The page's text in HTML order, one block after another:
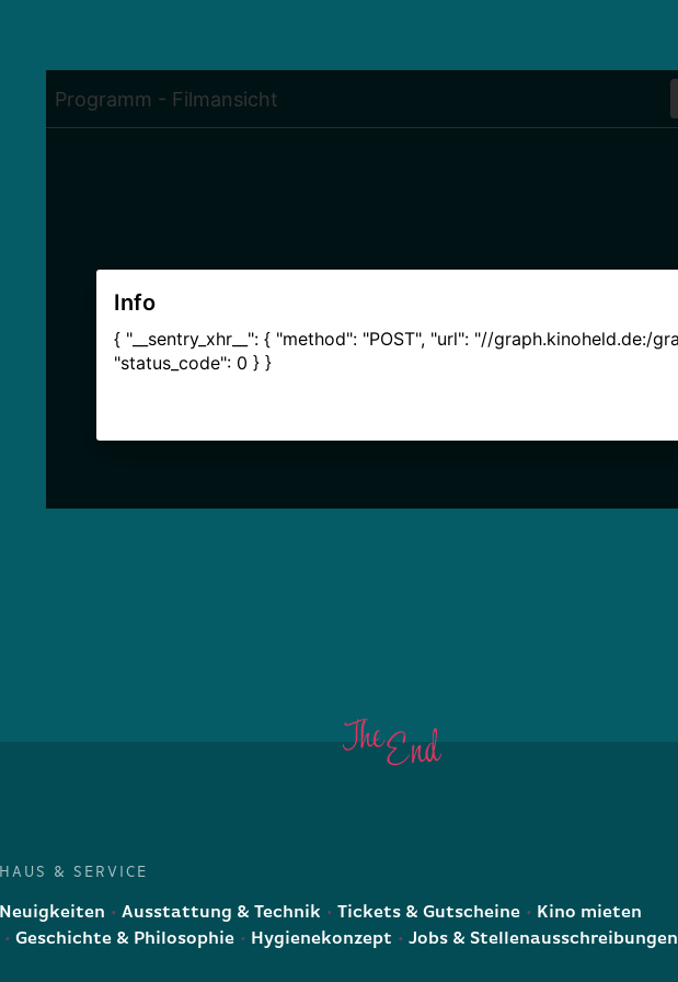
HAUS & SERVICE
Neuigkeiten Ausstattung & Technik Tickets & Gutscheine
Kino mieten
Geschichte & Philosophie
Hygienekonzept Jobs & Stellenausschreibungen